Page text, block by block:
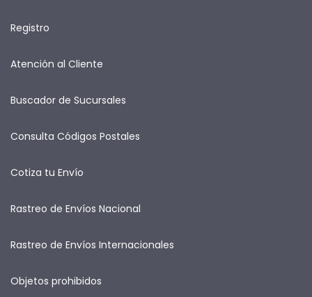
Registro
Atención al Cliente
Buscador de Sucursales
Consulta Códigos Postales
Cotiza tu Envío
Rastreo de Envíos Nacional
Rastreo de Envíos Internacionales
Objetos prohibidos